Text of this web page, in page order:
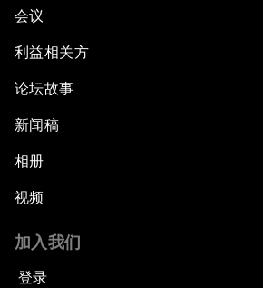
会议
利益相关方
论坛故事
新闻稿
相册
视频
加入我们
登录